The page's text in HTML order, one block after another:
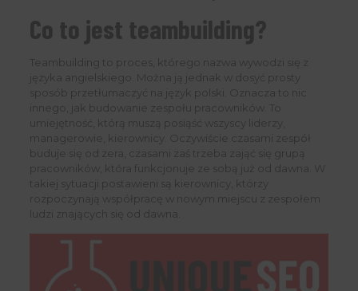
Co to jest teambuilding?
Teambuilding to proces, którego nazwa wywodzi się z
języka angielskiego. Można ją jednak w dosyć prosty
sposób przetłumaczyć na język polski. Oznacza to nic
innego, jak budowanie zespołu pracowników. To
umiejętność, którą muszą posiąść wszyscy liderzy,
managerowie, kierownicy. Oczywiście czasami zespół
buduje się od zera, czasami zaś trzeba zająć się grupą
pracowników, która funkcjonuje ze sobą już od dawna. W
takiej sytuacji postawieni są kierownicy, którzy
rozpoczynają współpracę w nowym miejscu z zespołem
ludzi znających się od dawna.